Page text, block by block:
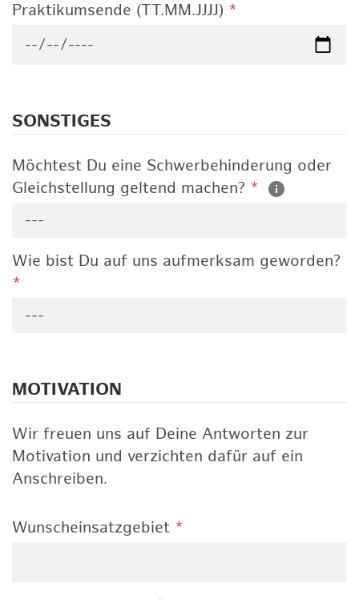
Praktikumsende (TT.MM.JJJJ) *
SONSTIGES
Möchtest Du eine Schwerbehinderung oder
Gleichstellung geltend machen? *
---
Wie bist Du auf uns aufmerksam geworden?
*
---
MOTIVATION
Wir freuen uns auf Deine Antworten zur
Motivation und verzichten dafür auf ein
Anschreiben.
Wunscheinsatzgebiet *